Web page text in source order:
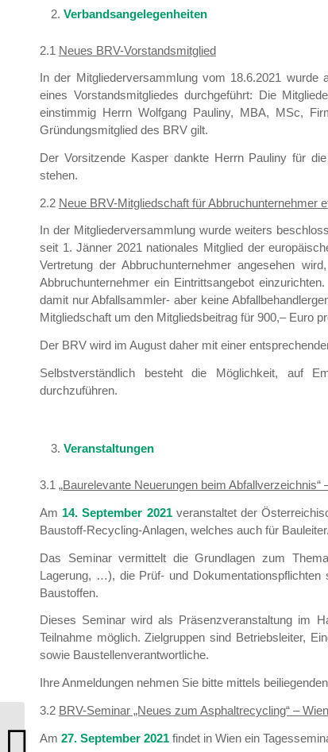
Verbandsangelegenheiten
2.1 Neues BRV-Vorstandsmitglied
In der Mitgliederversammlung vom 18.6.2021
eines Vorstandsmitgliedes durchgeführt: Die
einstimmig Herrn Wolfgang Pauliny, MBA, MSc,
Gründungsmitglied des BRV gilt.
Der Vorsitzende Kasper dankte Herrn Pauliny für
stehen.
2.2 Neue BRV-Mitgliedschaft für Abbruchunternehmer
In der Mitgliederversammlung wurde weiters
seit 1. Jänner 2021 nationales Mitglied der
Vertretung der Abbruchunternehmer angesehen
Abbruchunternehmer ein Eintrittsangebot
damit nur Abfallsammler- aber keine
Mitgliedschaft um den Mitgliedsbeitrag für 900,– Euro
Der BRV wird im August daher mit einer
Selbstverständlich besteht die Möglichkeit, auf
durchzuführen.
Veranstaltungen
3.1 „Baurelevante Neuerungen beim Abfallverzeichnis“
Am 14. September 2021veranstaltet der
Baustoff-Recycling-Anlagen, welches auch für
Das Seminar vermittelt die Grundlagen zum
Lagerung, …), die Prüf- und
Baustoffen.
Dieses Seminar wird als Präsenzveranstaltung im
Teilnahme möglich. Zielgruppen sind Betriebsleiter,
sowie Baustellenverantwortliche.
Ihre Anmeldungen nehmen Sie bitte mittels
3.2 BRV-Seminar „Neues zum Asphaltrecycling“ – Wien
Am 27. September 2021 findet in Wien ein
Ordentliche Mitgliederversammlung